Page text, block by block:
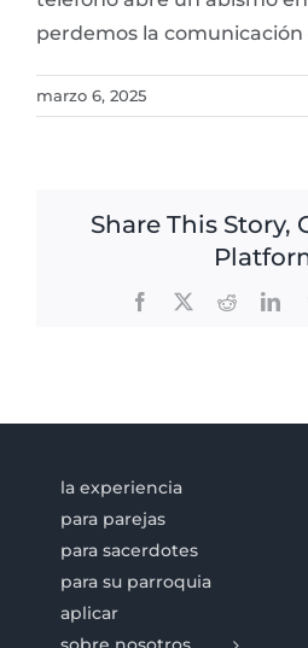
perdemos la
marzo 6, 2025
Share This Story,
Facebook Reddit
la experiencia
para parejas
para sacerdotes
para su parroquia
aplicar